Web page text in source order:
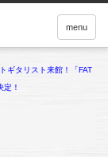
menu
ギタリスト来館！「FAT
！